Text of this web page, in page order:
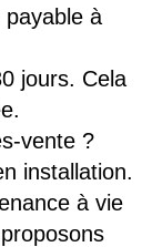
à
jours. Cela
vente ?
installation.
à vie